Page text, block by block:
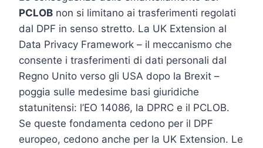
PCLOB non si limitano ai trasferimenti regolati
dal DPF in senso stretto. La UK Extension al
Data Privacy Framework – il meccanismo che
consente i trasferimenti di dati personali dal
Regno Unito verso gli USA dopo la Brexit –
poggia sulle medesime basi giuridiche
statunitensi: l’EO 14086, la DPRC e il PCLOB.
Se queste fondamenta cedono per il DPF
europeo, cedono anche per la UK Extension. Le